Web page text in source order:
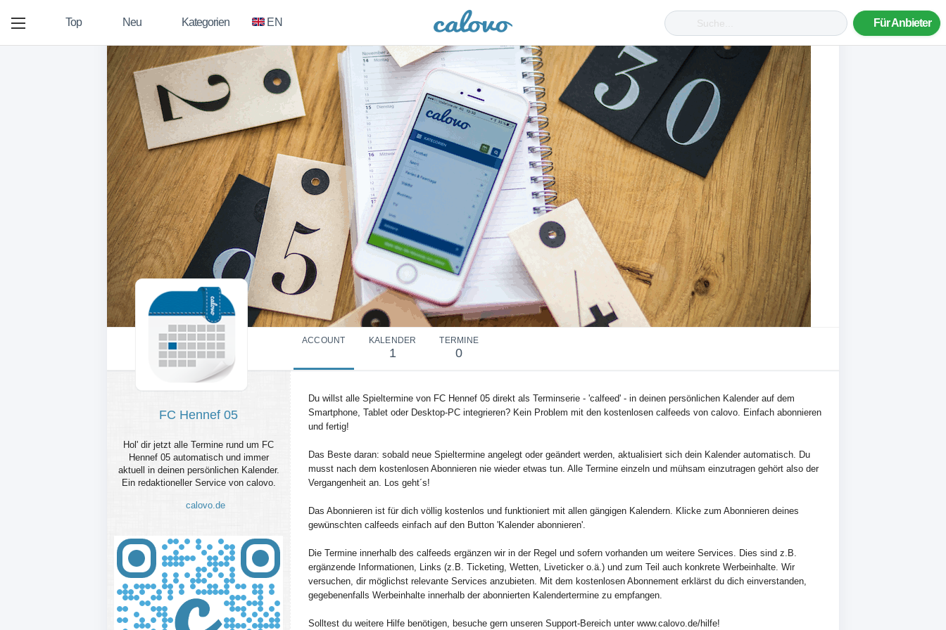
Top Neu Kategorien EN Für Anbieter
ACCOUNT KALENDER
1
TERMINE
0
FC Hennef 05
Hol' dir jetzt alle Termine rund um FC
Hennef 05 automatisch und immer
aktuell in deinen persönlichen Kalender.
Ein redaktioneller Service von calovo.
calovo.de
Du willst alle Spieltermine von FC Hennef 05 direkt als Terminserie - 'calfeed' - in deinen persönlichen Kalender auf dem
Smartphone, Tablet oder Desktop-PC integrieren? Kein Problem mit den kostenlosen calfeeds von calovo. Einfach abonnieren
und fertig!
Das Beste daran: sobald neue Spieltermine angelegt oder geändert werden, aktualisiert sich dein Kalender automatisch. Du
musst nach dem kostenlosen Abonnieren nie wieder etwas tun. Alle Termine einzeln und mühsam einzutragen gehört also der
Vergangenheit an. Los geht´s!
Das Abonnieren ist für dich völlig kostenlos und funktioniert mit allen gängigen Kalendern. Klicke zum Abonnieren deines
gewünschten calfeeds einfach auf den Button 'Kalender abonnieren'.
Die Termine innerhalb des calfeeds ergänzen wir in der Regel und sofern vorhanden um weitere Services. Dies sind z.B.
ergänzende Informationen, Links (z.B. Ticketing, Wetten, Liveticker o.ä.) und zum Teil auch konkrete Werbeinhalte. Wir
versuchen, dir möglichst relevante Services anzubieten. Mit dem kostenlosen Abonnement erklärst du dich einverstanden,
gegebenenfalls Werbeinhalte innerhalb der abonnierten Kalendertermine zu empfangen.
Solltest du weitere Hilfe benötigen, besuche gern unseren Support-Bereich unter www.calovo.de/hilfe!